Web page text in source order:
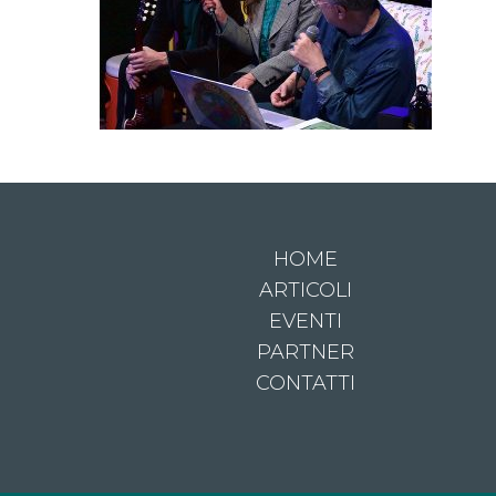
HOME
ARTICOLI
EVENTI
PARTNER
CONTATTI